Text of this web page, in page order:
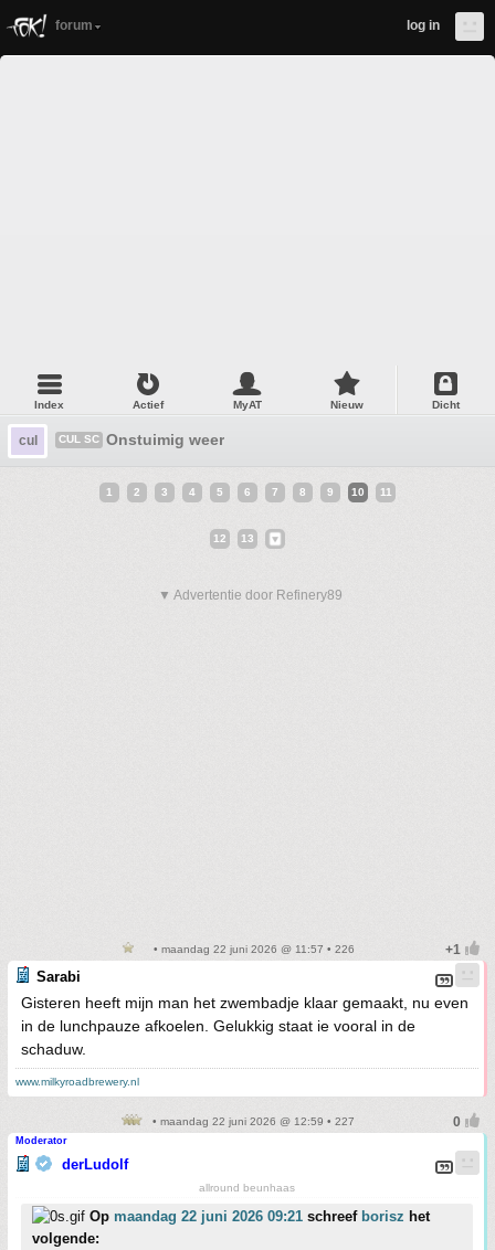
forum log in
Index Actief MyAT Nieuw Dicht
cul CUL SC Onstuimig weer
1 2 3 4 5 6 7 8 9 10 11
12 13
▼ Advertentie door Refinery89
• maandag 22 juni 2026 @ 11:57 • 226
Sarabi
Gisteren heeft mijn man het zwembadje klaar gemaakt, nu even
in de lunchpauze afkoelen. Gelukkig staat ie vooral in de
schaduw.
www.milkyroadbrewery.nl
• maandag 22 juni 2026 @ 12:59 • 227
Moderator
derLudolf
allround beunhaas
Op maandag 22 juni 2026 09:21 schreef borisz het
volgende: